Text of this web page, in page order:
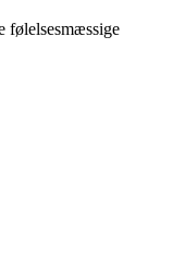
følelsesmæssige